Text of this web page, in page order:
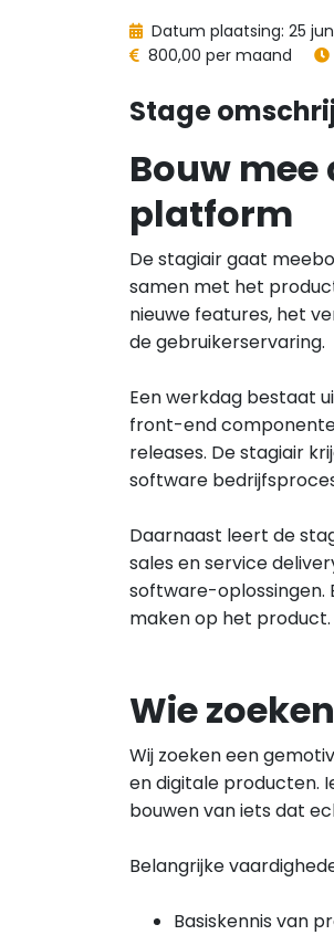
Datum plaatsing: 25
800,00 per maand
Stage
Bouw
platform
De stagiair gaat
samen met het
nieuwe features, het
de gebruikerservaring.
Een werkdag bestaat
front-end
releases. De stagiair
software
Daarnaast leert de
sales en service
software-oplossingen.
maken op het product.
Wie
Wij zoeken een
en digitale producten.
bouwen van iets dat
Belangrijke
Basiskennis van